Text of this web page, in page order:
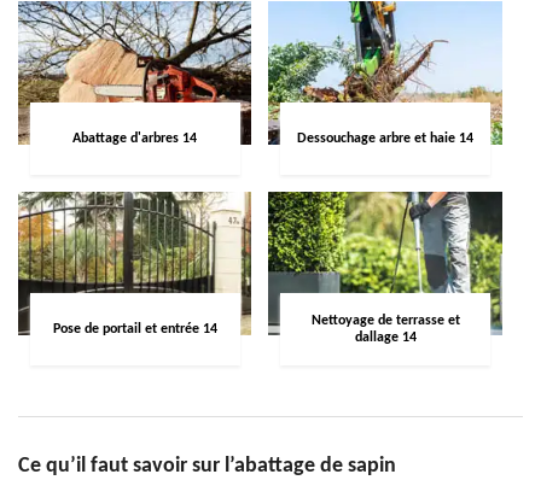
Abattage d'arbres 14 Dessouchage arbre et haie 14
Pose de portail et entrée 14
Nettoyage de terrasse et
dallage 14
Ce qu’il faut savoir sur l’abattage de sapin